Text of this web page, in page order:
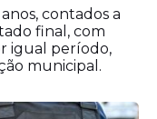
contados a
final, com
igual período,
municipal.